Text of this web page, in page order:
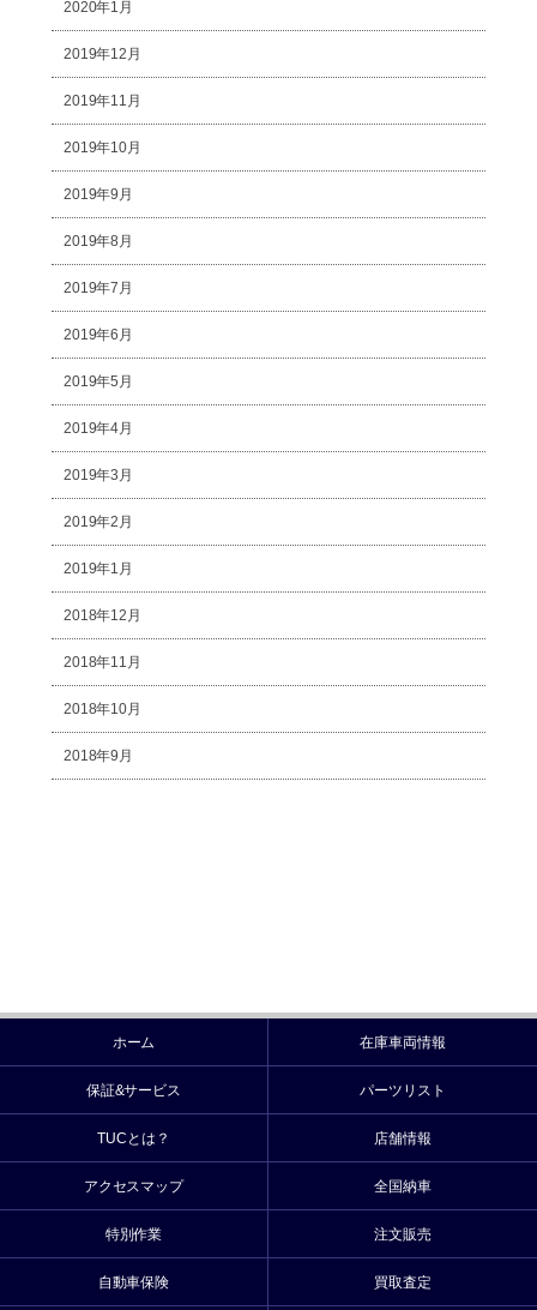
2020年1月
2019年12月
2019年11月
2019年10月
2019年9月
2019年8月
2019年7月
2019年6月
2019年5月
2019年4月
2019年3月
2019年2月
2019年1月
2018年12月
2018年11月
2018年10月
2018年9月
ホーム 在庫車両情報
保証&サービス パーツリスト
TUCとは？ 店舗情報
アクセスマップ 全国納車
特別作業 注文販売
自動車保険 買取査定